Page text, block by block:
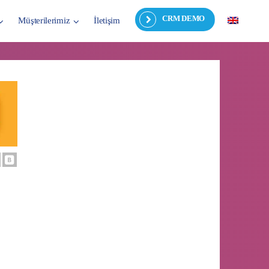
CRM DEMO
Müşterilerimiz İletişim